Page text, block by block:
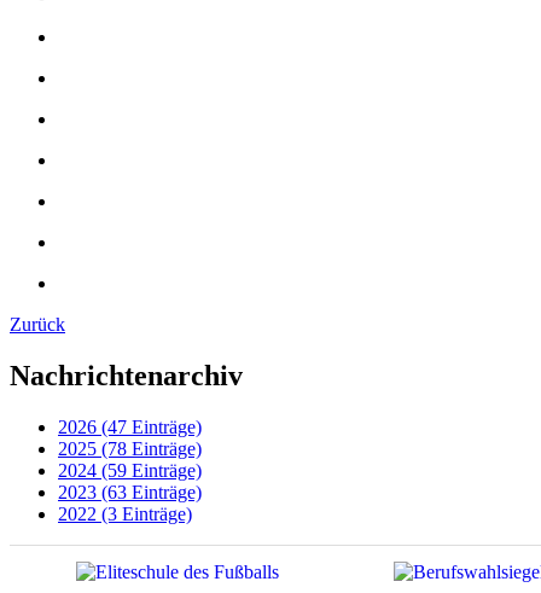
Zurück
Nachrichtenarchiv
2026 (47 Einträge)
2025 (78 Einträge)
2024 (59 Einträge)
2023 (63 Einträge)
2022 (3 Einträge)